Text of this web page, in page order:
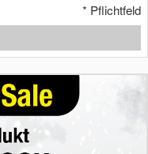
* Pflichtfeld